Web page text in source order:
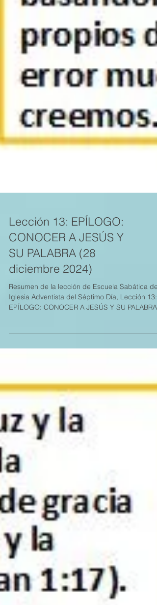
Lección 13: EPÍLOGO:
CONOCER A JESÚS Y
SU PALABRA (28
diciembre 2024)
Resumen de la lección de Escuela Sabática de